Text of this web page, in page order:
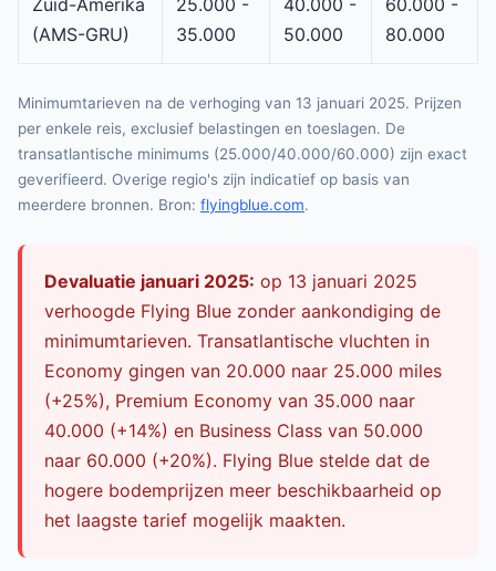
Zuid-Amerika
(AMS-GRU)
25.000 -
35.000
40.000 -
50.000
60.000 -
80.000
Minimumtarieven na de verhoging van 13 januari 2025. Prijzen
per enkele reis, exclusief belastingen en toeslagen. De
transatlantische minimums (25.000/40.000/60.000) zijn exact
geverifieerd. Overige regio's zijn indicatief op basis van
meerdere bronnen. Bron: flyingblue.com.
Devaluatie januari 2025: op 13 januari 2025
verhoogde Flying Blue zonder aankondiging de
minimumtarieven. Transatlantische vluchten in
Economy gingen van 20.000 naar 25.000 miles
(+25%), Premium Economy van 35.000 naar
40.000 (+14%) en Business Class van 50.000
naar 60.000 (+20%). Flying Blue stelde dat de
hogere bodemprijzen meer beschikbaarheid op
het laagste tarief mogelijk maakten.